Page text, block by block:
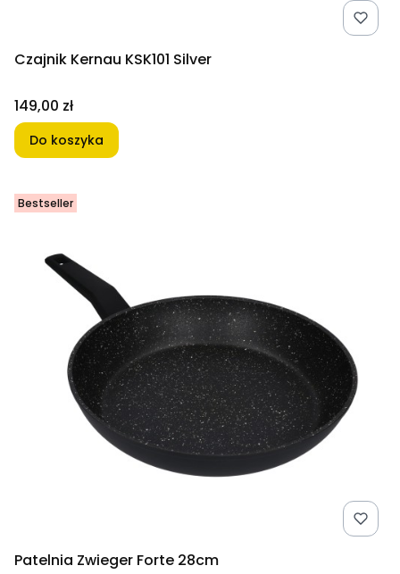
Czajnik Kernau KSK101 Silver
Cena
149,00 zł
Do koszyka
Bestseller
Patelnia Zwieger Forte 28cm